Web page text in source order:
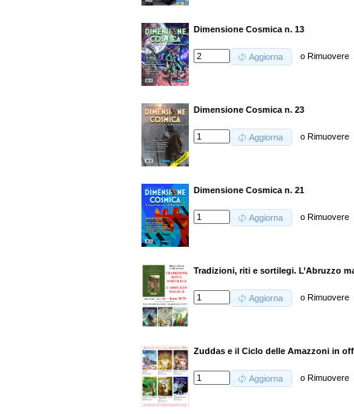
Dimensione Cosmica n. 13
Aggiorna oRimuovere
Dimensione Cosmica n. 23
Aggiorna oRimuovere
Dimensione Cosmica n. 21
Aggiorna oRimuovere
Tradizioni, riti e sortilegi. L’Abruzzo
Aggiorna oRimuovere
Zuddas e il Ciclo delle Amazzoni in
Aggiorna oRimuovere